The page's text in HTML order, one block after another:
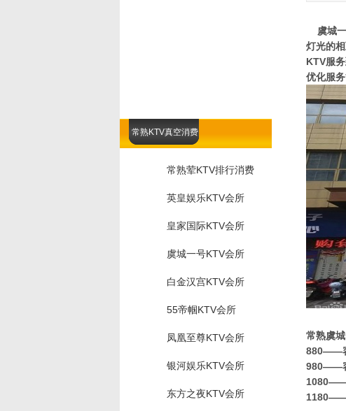
常熟KTV真空消费
常熟荤KTV排行消费
英皇娱乐KTV会所
皇家国际KTV会所
虞城一号KTV会所
白金汉宫KTV会所
55帝帼KTV会所
凤凰至尊KTV会所
银河娱乐KTV会所
东方之夜KTV会所
虞城一
灯光的
KTV服
优化服
常熟虞
880——
980——
1080——
1180——